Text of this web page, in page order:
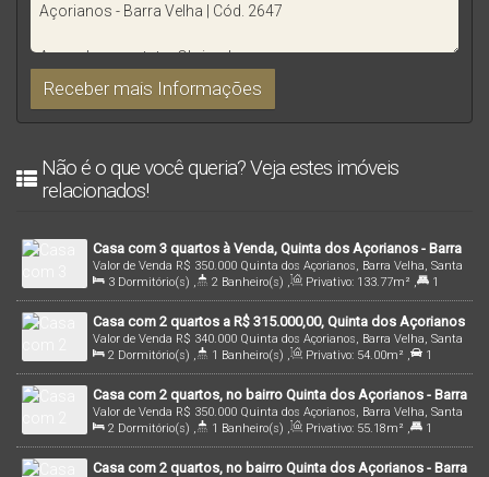
Não é o que você queria? Veja estes imóveis
relacionados!
Casa com 3 quartos à Venda, Quinta dos Açorianos - Barra
Velha
R$ 350.000
Valor de Venda
Quinta dos Açorianos, Barra Velha, Santa
Catarina, Brasil
3 Dormitório(s) , 2 Banheiro(s) , Privativo: 133.77m² ,
1
Suíte(s) , 1400mDistância do Mar , Útil: 133.77m² ,
Terreno:
348.00m²
Casa com 2 quartos a R$ 315.000,00, Quinta dos Açorianos
- Barra Velha | Cód. 2648
R$ 340.000
Valor de Venda
Quinta dos Açorianos, Barra Velha, Santa
Catarina, Brasil
2 Dormitório(s) , 1 Banheiro(s) , Privativo: 54.00m² ,
1
Vaga(s) , 4000mDistância do Mar , Terreno: 138.99m²
Casa com 2 quartos, no bairro Quinta dos Açorianos - Barra
Velha | Cód. 2964
R$ 350.000
Valor de Venda
Quinta dos Açorianos, Barra Velha, Santa
Catarina, Brasil
2 Dormitório(s) , 1 Banheiro(s) , Privativo: 55.18m² ,
1
Suíte(s) , 1 Vaga(s) , 4900mDistância do Mar ,
Terreno:
129.76m²
Casa com 2 quartos, no bairro Quinta dos Açorianos - Barra